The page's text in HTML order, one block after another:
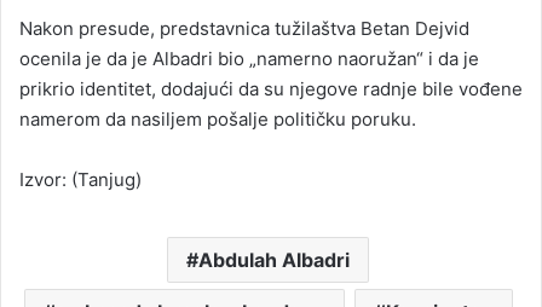
Nakon presude, predstavnica tužilaštva Betan Dejvid
ocenila je da je Albadri bio „namerno naoružan“ i da je
prikrio identitet, dodajući da su njegove radnje bile vođene
namerom da nasiljem pošalje političku poruku.
Izvor: (Tanjug)
Abdulah Albadri